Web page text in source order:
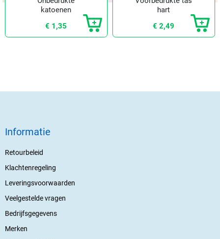
katoenen
€ 1,35
hart
€ 2,49
Informatie
Retourbeleid
Klachtenregeling
Leveringsvoorwaarden
Veelgestelde vragen
Bedrijfsgegevens
Merken